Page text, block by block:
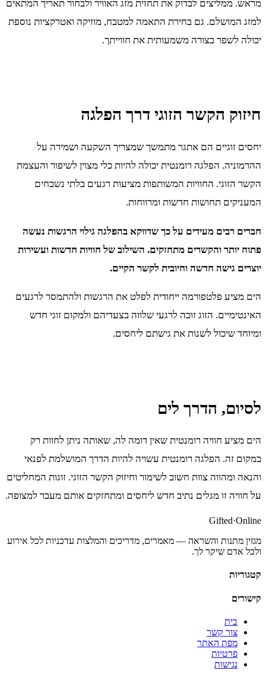
מראש. ממליצים לבדוק את תחזית מזג האוויר ולבחור תאריך המתאים
למזג המושלם. גם בחירת התאמה למטבח, מוזיקה ואטרקציות נוספת
יכולה לשפר בצורה משמעותית את חווייתך.
חיזוק הקשר הזוגי דרך הפלגה
יחסים זוגיים הם אתגר מתמשך שמצריך השקעה ושמירה על
ההרמוניה. הפלגה רומנטית יכולה להיות כלי מצוין לשיפור והעצמת
הקשר הזוגי. החוויות המשותפות מציעות רגעים בלתי נשכחים
המעניקים תחושות חדשות ומרווחות.
חברים רבים מעידים על כך שדווקא בהפלגה גילוי הרגשות נעשה
פתוח יותר והקשרים מתחזקים. השילוב של חוויות חדשות ועשירות
יוצרים גישה חדשה וחיובית לקשר הקיים.
הים מציע פלטפורמה ייחודית לפלט את הרגשות ולהתמסר לרגעים
האינטימיים. הזוג זוכה לרגעי שלווה בצעדיהם ולמקום זוגי חדש
ומיוחד שיכול לשנות את גישתם ליחסים.
לסיום, הדרך לים
הים מציע חוויה רומנטית שאין דומה לה, שאותה ניתן לחוות רק
במקום זה. הפלגה רומנטית עשויה להיות הדרך המושלמת לפנאי
והנאה ומהווה צוות חשוב לשימור וחיזוק הקשר הזוגי. זוגות המחליטים
על חוויה זו מגלים נתיב חדש ליחסים ומתחזקים אותם מעבר למצופה.
Gifted·Online
מגזין מתנות והשראה — מאמרים, מדריכים והמלצות עדכניות לכל אירוע
ולכל אדם שיקר לך.
קטגוריות
קישורים
בית
צור קשר
מפת האתר
פרטיות
נגישות